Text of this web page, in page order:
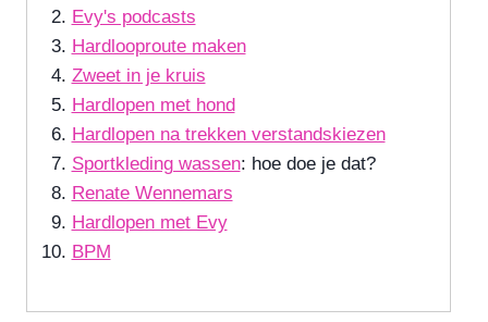
Evy's podcasts
Hardlooproute maken
Zweet in je kruis
Hardlopen met hond
Hardlopen na trekken verstandskiezen
Sportkleding wassen: hoe doe je dat?
Renate Wennemars
Hardlopen met Evy
BPM